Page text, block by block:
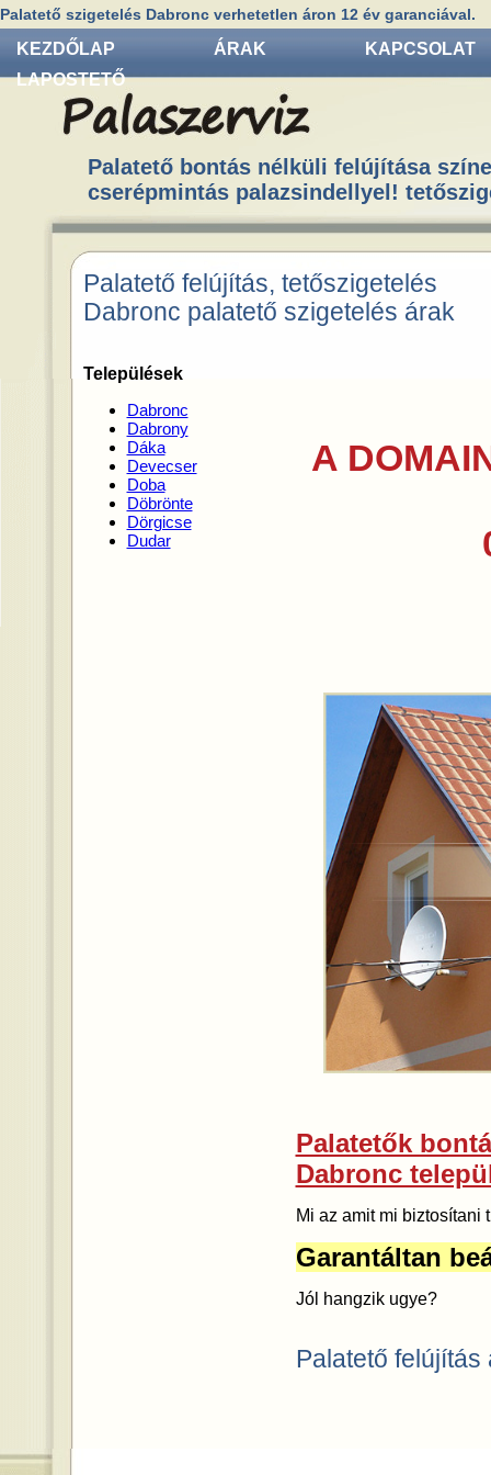
Palatető szigetelés Dabronc verhetetlen áron 12 év garanciával.
KEZDŐLAP ÁRAK
KAPCSOLAT
LAPOSTETŐ
Palatető bontás nélküli felújítása
cserépmintás palazsindellyel!
Palatető felújítás, tetőszigetelés
Dabronc palatető szigetelés árak
Települések
Dabronc
Dabrony
Dáka
Devecser
Doba
Döbrönte
Dörgicse
Dudar
A
Palatetők
Dabronc
Mi az amit mi biztosítani
Garantáltan
Jól hangzik ugye?
Palatető felújítás